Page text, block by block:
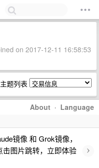
on 2017-12-11 16:58:53
题列表
About · Language
镜像 和 Grok镜像，
图片跳转，立即体验
›